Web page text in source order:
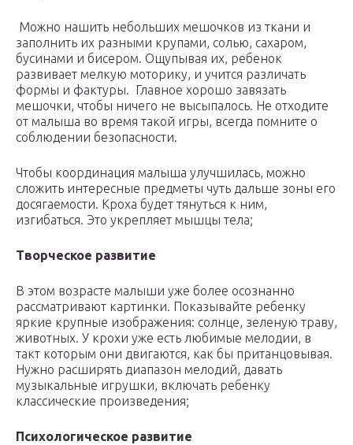
Можно нашить небольших мешочков из ткани и
заполнить их разными крупами, солью, сахаром,
бусинами и бисером. Ощупывая их, ребенок
развивает мелкую моторику, и учится различать
формы и фактуры. Главное хорошо завязать
мешочки, чтобы ничего не высыпалось. Не отходите
от малыша во время такой игры, всегда помните о
соблюдении безопасности.
Чтобы координация малыша улучшилась, можно
сложить интересные предметы чуть дальше зоны его
досягаемости. Кроха будет тянуться к ним,
изгибаться. Это укрепляет мышцы тела;
Творческое развитие
В этом возрасте малыши уже более осознанно
рассматривают картинки. Показывайте ребенку
яркие крупные изображения: солнце, зеленую траву,
животных. У крохи уже есть любимые мелодии, в
такт которым они двигаются, как бы пританцовывая.
Нужно расширять диапазон мелодий, давать
музыкальные игрушки, включать ребенку
классические произведения;
Психологическое развитие